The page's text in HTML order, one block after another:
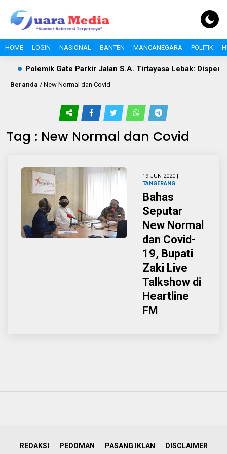
HOME LOGIN NASIONAL BANTEN MANCANEGARA POLITIK
Polemik Gate Parkir Jalan S.A. Tirtayasa Lebak:
Beranda / New Normal dan Covid
Tag : New Normal dan Covid
19 JUN 2020 |
TANGERANG
Bahas
Seputar
New Normal
dan Covid-
19, Bupati
Zaki Live
Talkshow di
Heartline
FM
REDAKSI PEDOMAN PASANG IKLAN DISCLAIMER